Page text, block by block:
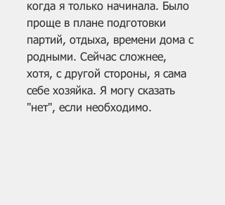
когда я только начинала. Было
проще в плане подготовки
партий, отдыха, времени дома с
родными. Сейчас сложнее,
хотя, с другой стороны, я сама
себе хозяйка. Я могу сказать
"нет", если необходимо.